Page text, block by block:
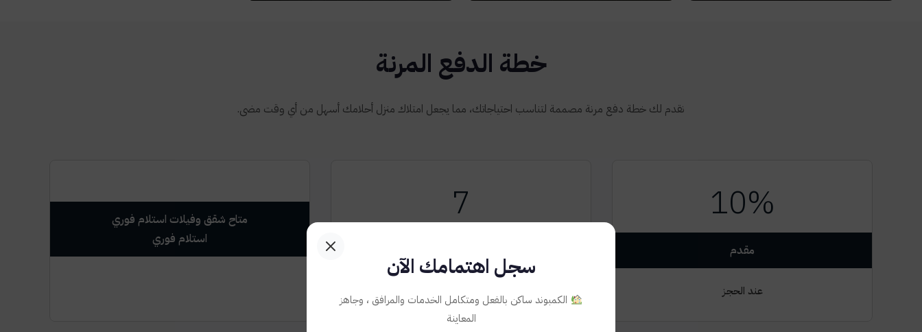
خطة الدفع المرنة
نقدم لك خطة دفع مرنة مصممة لتناسب احتياجاتك، مما يجعل امتلاك منزل أحلامك أسهل من أي وقت مضى.
10%
مقدم
عند الحجز
7 متاح شقق وفيلات استلام فوري
سجل اهتمامك الآن
الكمبوند ساكن بالفعل ومتكامل الخدمات والمرافق ، وجاهز
المعاينة